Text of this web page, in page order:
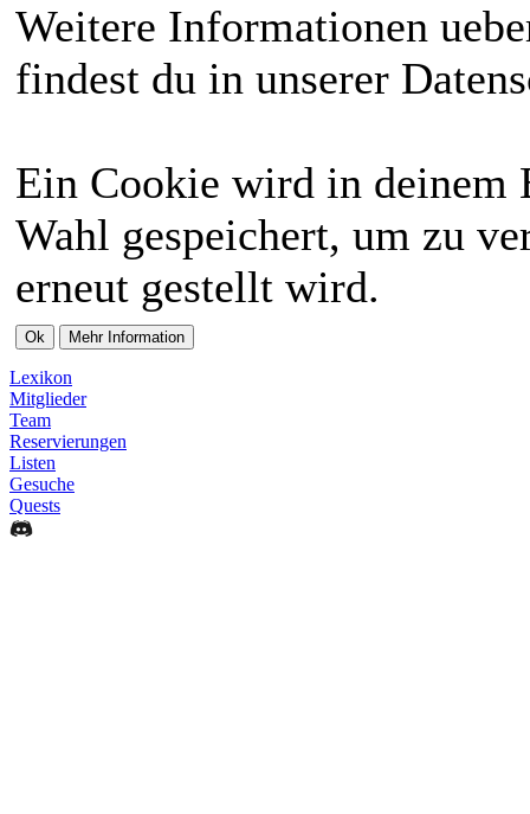
Weitere Informationen
findest du in unserer
Ein Cookie wird in deinem
Wahl gespeichert, um zu
erneut gestellt wird.
Lexikon
Mitglieder
Team
Reservierungen
Listen
Gesuche
Quests